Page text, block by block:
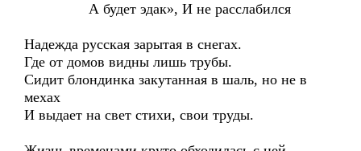
А будет эдак», И не расслабился
Надежда русская зарытая в снегах.
Где от домов видны лишь трубы.
Сидит блондинка закутанная в шаль, но не в
мехах
И выдает на свет стихи, свои труды.